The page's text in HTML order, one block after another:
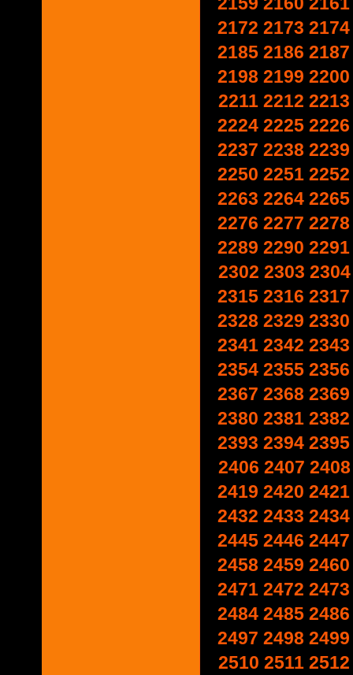
2172 2173 2174
2185 2186 2187
2198 2199 2200
2211 2212 2213
2224 2225 2226
2237 2238 2239
2250 2251 2252
2263 2264 2265
2276 2277 2278
2289 2290 2291
2302 2303 2304
2315 2316 2317
2328 2329 2330
2341 2342 2343
2354 2355 2356
2367 2368 2369
2380 2381 2382
2393 2394 2395
2406 2407 2408
2419 2420 2421
2432 2433 2434
2445 2446 2447
2458 2459 2460
2471 2472 2473
2484 2485 2486
2497 2498 2499
2510 2511 2512